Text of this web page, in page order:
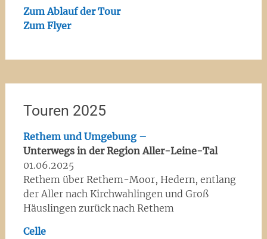
Zum Ablauf der Tour
Zum Flyer
Touren 2025
Rethem und Umgebung –
Unterwegs in der Region Aller-Leine-Tal
01.06.2025
Rethem über Rethem-Moor, Hedern, entlang
der Aller nach Kirchwahlingen und Groß
Häuslingen zurück nach Rethem
Celle